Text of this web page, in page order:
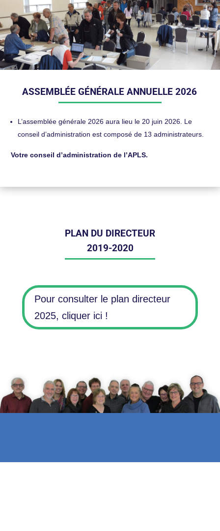
ASSEMBLÉE GÉNÉRALE ANNUELLE 2026
L’assemblée générale 2026 aura lieu le 20 juin 2026. Le
conseil d’administration est composé de 13 administrateurs.
Votre conseil d’administration de l’APLS.
PLAN DU DIRECTEUR
2019-2020
Pour consulter le plan directeur
2025, cliquer ici !